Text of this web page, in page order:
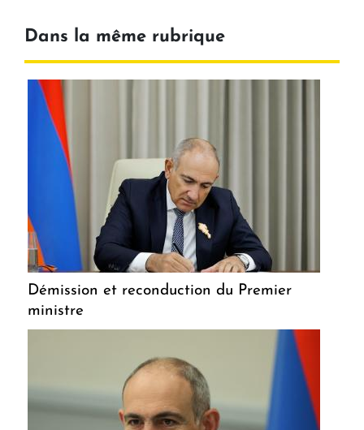
Dans la même rubrique
Démission et reconduction du Premier
ministre